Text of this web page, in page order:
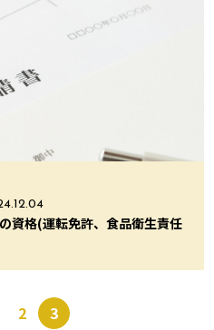
資格(運転免許、食品衛生責任
2 3